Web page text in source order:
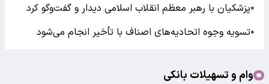
●پزشکیان با رهبر معظم انقلاب اسلامی دیدار و گفت‌وگو کرد
●تسویه وجوه اتحادیه‌های اصناف با تأخیر انجام می‌شود
وام و تسهیلات بانکی